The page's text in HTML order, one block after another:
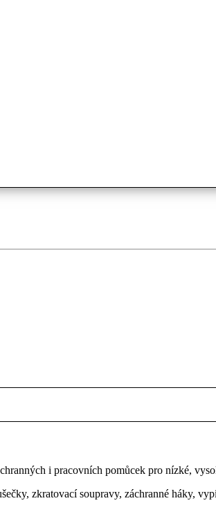
i pracovních pomůcek pro nízké,
zkratovací soupravy, záchranné háky,